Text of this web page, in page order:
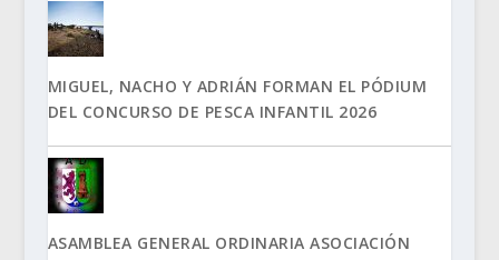
MIGUEL, NACHO Y ADRIÁN FORMAN EL PÓDIUM
DEL CONCURSO DE PESCA INFANTIL 2026
ASAMBLEA GENERAL ORDINARIA ASOCIACIÓN